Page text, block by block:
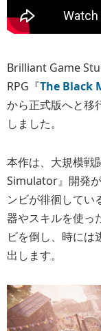
Brilliant Game
RPG『The Black
から正式版へと移
しました。
本作は、大規模
Simulator』開発
ンビが徘徊してい
器やスキルを使っ
ビを倒し、時には
出します。